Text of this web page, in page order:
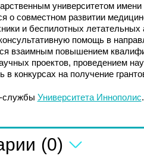
университетом
о совместном развитии
и беспилотных
помощь в
взаимным повышением
проектов, проведением
в конкурсах на получение
службы Университета Иннополис.
(0)